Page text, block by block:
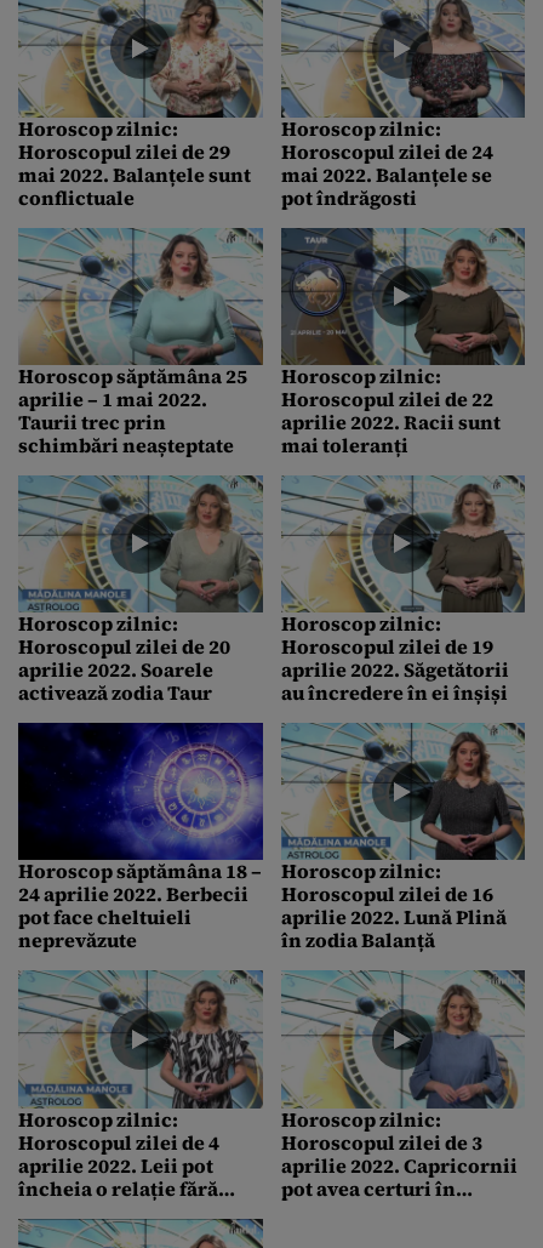
Horoscop zilnic:
Horoscopul zilei de 29
mai 2022. Balanțele sunt
conflictuale
Horoscop zilnic:
Horoscopul zilei de 24
mai 2022. Balanțele se
pot îndrăgosti
Horoscop săptămâna 25
aprilie – 1 mai 2022.
Taurii trec prin
schimbări neașteptate
Horoscop zilnic:
Horoscopul zilei de 22
aprilie 2022. Racii sunt
mai toleranți
Horoscop zilnic:
Horoscopul zilei de 20
aprilie 2022. Soarele
activează zodia Taur
Horoscop zilnic:
Horoscopul zilei de 19
aprilie 2022. Săgetătorii
au încredere în ei înșiși
Horoscop săptămâna 18 –
24 aprilie 2022. Berbecii
pot face cheltuieli
neprevăzute
Horoscop zilnic:
Horoscopul zilei de 16
aprilie 2022. Lună Plină
în zodia Balanță
Horoscop zilnic:
Horoscopul zilei de 4
aprilie 2022. Leii pot
încheia o relație fără
Horoscop zilnic:
Horoscopul zilei de 3
aprilie 2022. Capricornii
pot avea certuri în